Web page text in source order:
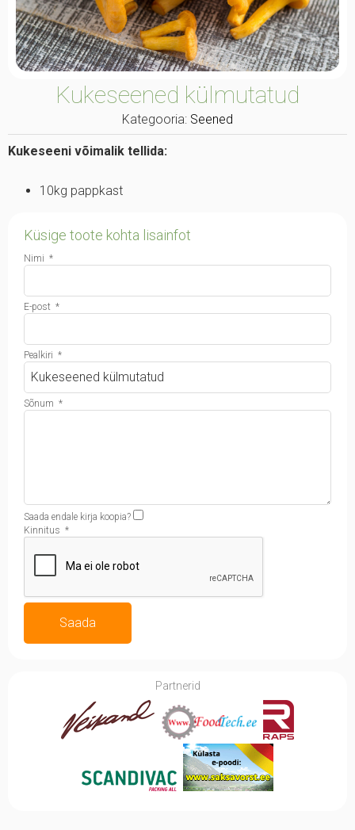
Kukeseened külmutatud
Kategooria: Seened
Kukeseeni võimalik tellida:
10kg pappkast
Küsige toote kohta lisainfot
Nimi *
E-post *
Pealkiri *
Sõnum *
Saada endale kirja koopia?
Kinnitus *
Saada
Partnerid